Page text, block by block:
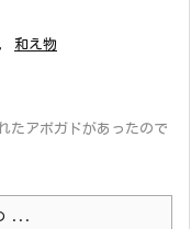
, 和え物
たアボガドがあったので
...